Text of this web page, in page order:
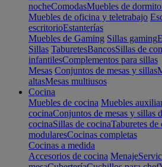
nocheComodasMuebles de
Muebles de oficina y teletrabajo
escritorioEstanterías
Muebles de Gaming Sillas gaming
Sillas TaburetesBancosSillas de
infantilesComplementos para sillas
Mesas Conjuntos de mesas y sillas
altasMesas multiusos
Cocina
Muebles de cocina Muebles
cocinaConjuntos de mesas y sillas
cocinaSillas de cocinaTaburetes de
modularesCocinas completas
Cocinas a medida
Accesorios de cocina Menaje